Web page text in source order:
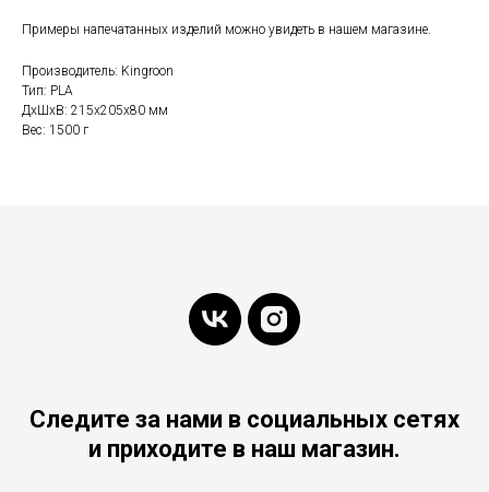
Примеры напечатанных изделий можно увидеть в нашем магазине.
Производитель: Kingroon
Тип: PLA
ДxШxВ: 215x205x80 мм
Вес: 1500 г
Следите за нами в социальных сетях
и приходите в наш магазин.